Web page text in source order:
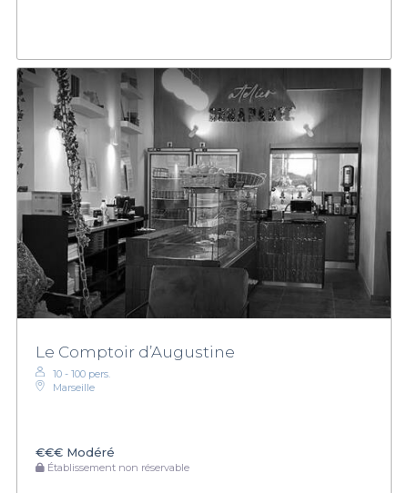
Le Comptoir d’Augustine
10 - 100 pers.
Marseille
€€€ Modéré
Établissement non réservable